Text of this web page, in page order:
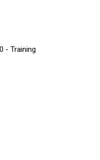
- Training